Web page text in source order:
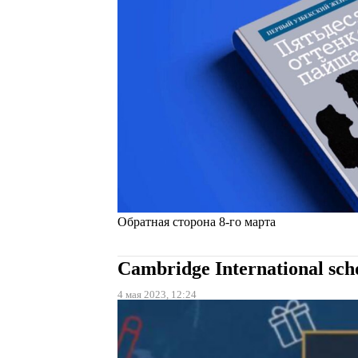
Обратная сторона 8-го марта
Cambridge International
4 мая 2023, 12:24